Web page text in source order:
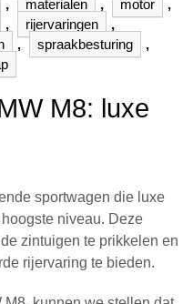
, materialen , motor
,
, rijervaringen
,
, spraakbesturing
,
M8: luxe
sportwagen die luxe
niveau. Deze
zintuigen te prikkelen en
rijervaring te bieden.